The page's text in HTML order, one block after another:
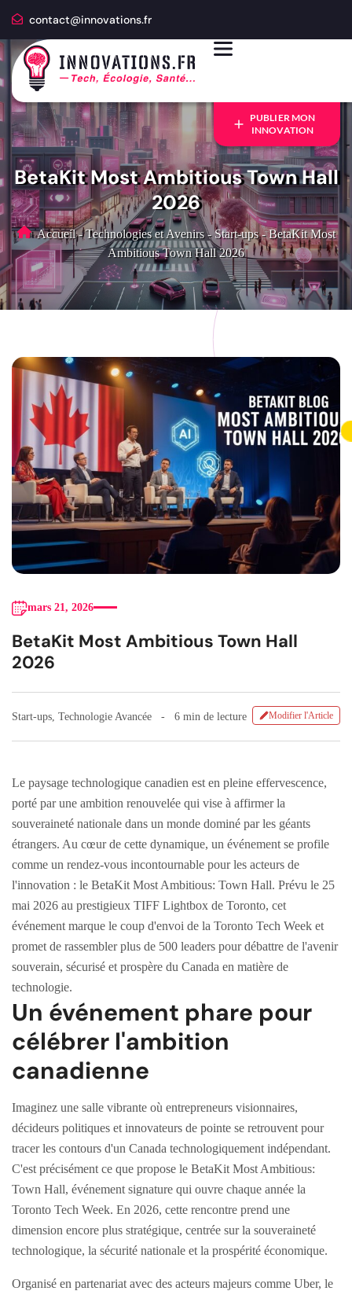
contact@innovations.fr
PUBLIER MON
INNOVATION
BetaKit Most Ambitious Town Hall
2026
Accueil - Technologies et Avenirs - Start-ups - BetaKit Most
Ambitious Town Hall 2026
mars 21, 2026
BetaKit Most Ambitious Town Hall
2026
Start-ups Technologie Avancée 6 min de lecture Modifier l'Article
Le paysage technologique canadien est en pleine effervescence,
porté par une ambition renouvelée qui vise à affirmer la
souveraineté nationale dans un monde dominé par les géants
étrangers. Au cœur de cette dynamique, un événement se profile
comme un rendez-vous incontournable pour les acteurs de
l'innovation : le BetaKit Most Ambitious: Town Hall. Prévu le 25
mai 2026 au prestigieux TIFF Lightbox de Toronto, cet
événement marque le coup d'envoi de la Toronto Tech Week et
promet de rassembler plus de 500 leaders pour débattre de l'avenir
souverain, sécurisé et prospère du Canada en matière de
technologie.
Un événement phare pour
célébrer l'ambition
canadienne
Imaginez une salle vibrante où entrepreneurs visionnaires,
décideurs politiques et innovateurs de pointe se retrouvent pour
tracer les contours d'un Canada technologiquement indépendant.
C'est précisément ce que propose le BetaKit Most Ambitious:
Town Hall, événement signature qui ouvre chaque année la
Toronto Tech Week. En 2026, cette rencontre prend une
dimension encore plus stratégique, centrée sur la souveraineté
technologique, la sécurité nationale et la prospérité économique.
Organisé en partenariat avec des acteurs majeurs comme Uber, le